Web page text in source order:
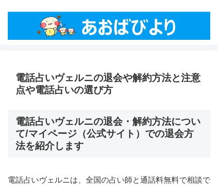
電話占いヴェルニの退会や解約方法と注意
点や電話占いの選び方
電話占いヴェルニの退会・解約方法につい
て/マイページ（公式サイト）での退会方
法を紹介します
電話占いヴェルニは、全国の占い師と通話料無料で相談で